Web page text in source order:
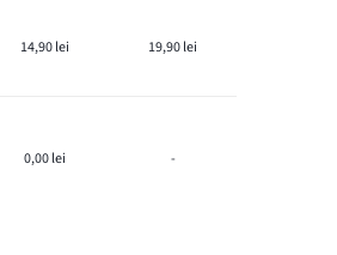
14,90 lei 19,90 lei
0,00 lei -